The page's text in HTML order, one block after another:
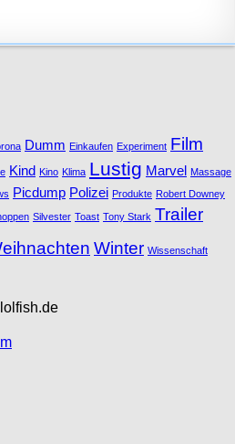
Dumm Einkaufen Experiment Film
Kind Kino Klima Lustig Marvel Massage
Picdump Polizei Produkte Robert Downey
Silvester Toast Tony Stark Trailer
Winter Wissenschaft